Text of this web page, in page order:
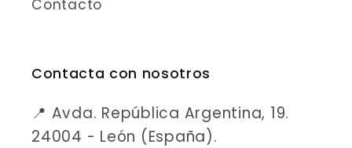
Contacto
Contacta con nosotros
📍 Avda. República Argentina, 19.
24004 - León (España).